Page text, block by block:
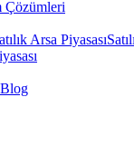
Çözümleri
Arsa Piyasası